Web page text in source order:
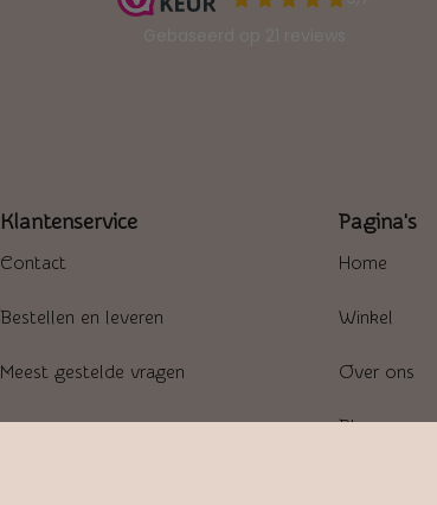
Klantenservice
Contact
Bestellen en leveren
Meest gestelde vragen
Pagina's
Home
Winkel
Over ons
Blogs